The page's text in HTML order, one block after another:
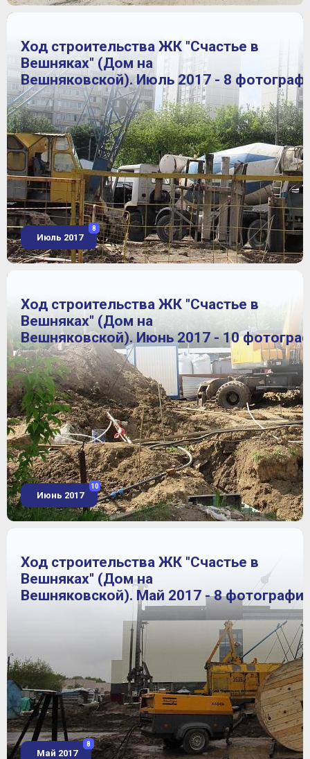
Ход строительства ЖК "Счастье в
Вешняках" (Дом на
Вешняковской). Июль 2017 - 8
Июль 2017
8
Ход строительства ЖК "Счастье в
Вешняках" (Дом на
Вешняковской). Июнь 2017 - 10
Июнь 2017
10
Ход строительства ЖК "Счастье в
Вешняках" (Дом на
Вешняковской). Май 2017 - 8
Май 2017
8